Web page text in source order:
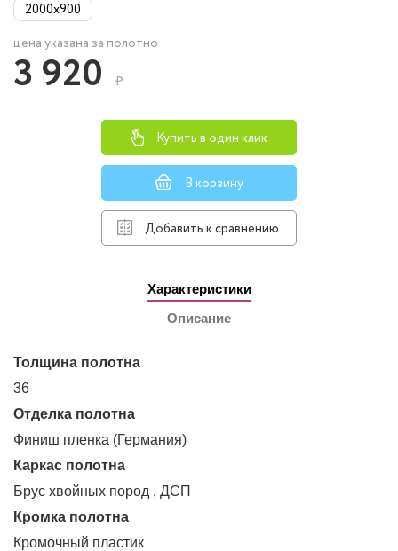
2000x900
цена указана за полотно
3 920 ₽
Купить в один клик
В корзину
Добавить к сравнению
Характеристики
Описание
Толщина полотна
36
Отделка полотна
Финиш пленка (Германия)
Каркас полотна
Брус хвойных пород , ДСП
Кромка полотна
Кромочный пластик